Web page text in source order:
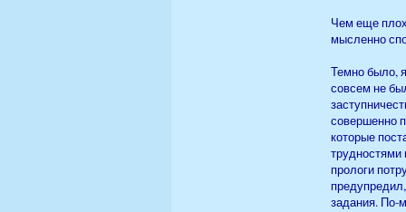
Чем еще
мысленно
Темно было,
совсем не
совершенно
которые
трудностями
прологи
задания. По-